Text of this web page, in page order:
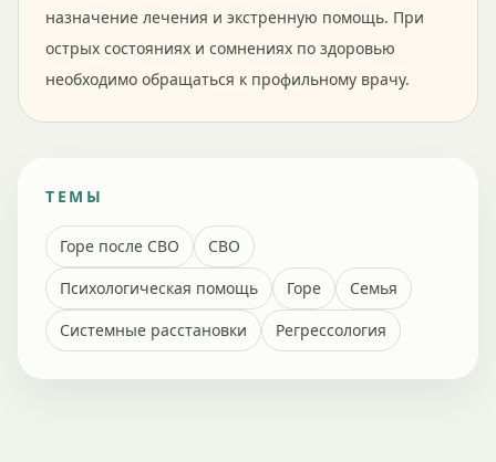
назначение лечения и экстренную помощь. При
острых состояниях и сомнениях по здоровью
необходимо обращаться к профильному врачу.
ТЕМЫ
Горе после СВО
СВО
Психологическая помощь
Горе
Семья
Системные расстановки
Регрессология